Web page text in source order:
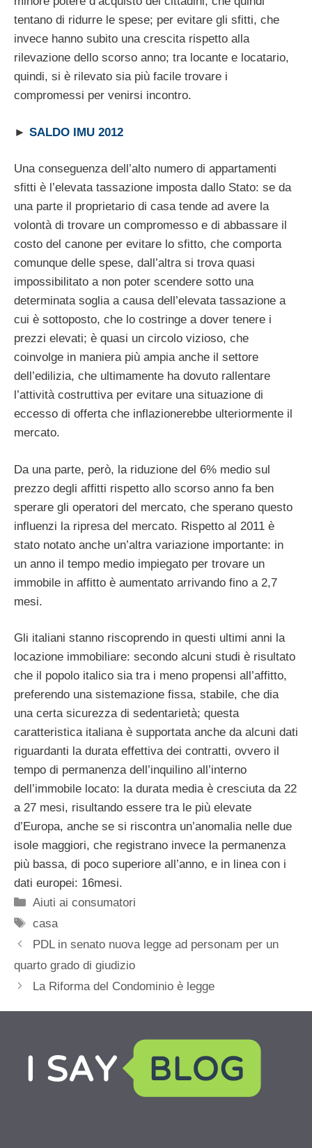
tentano di ridurre le spese; per evitare gli sfitti, che
invece hanno subito una crescita rispetto alla
rilevazione dello scorso anno; tra locante e locatario,
quindi, si è rilevato sia più facile trovare i
compromessi per venirsi incontro.
► SALDO IMU 2012
Una conseguenza dell’alto numero di appartamenti
sfitti è l’elevata tassazione imposta dallo Stato: se da
una parte il proprietario di casa tende ad avere la
volontà di trovare un compromesso e di abbassare il
costo del canone per evitare lo sfitto, che comporta
comunque delle spese, dall’altra si trova quasi
impossibilitato a non poter scendere sotto una
determinata soglia a causa dell’elevata tassazione a
cui è sottoposto, che lo costringe a dover tenere i
prezzi elevati; è quasi un circolo vizioso, che
coinvolge in maniera più ampia anche il settore
dell’edilizia, che ultimamente ha dovuto rallentare
l’attività costruttiva per evitare una situazione di
eccesso di offerta che inflazionerebbe ulteriormente il
mercato.
Da una parte, però, la riduzione del 6% medio sul
prezzo degli affitti rispetto allo scorso anno fa ben
sperare gli operatori del mercato, che sperano questo
influenzi la ripresa del mercato. Rispetto al 2011 è
stato notato anche un’altra variazione importante: in
un anno il tempo medio impiegato per trovare un
immobile in affitto è aumentato arrivando fino a 2,7
mesi.
Gli italiani stanno riscoprendo in questi ultimi anni la
locazione immobiliare: secondo alcuni studi è risultato
che il popolo italico sia tra i meno propensi all’affitto,
preferendo una sistemazione fissa, stabile, che dia
una certa sicurezza di sedentarietà; questa
caratteristica italiana è supportata anche da alcuni dati
riguardanti la durata effettiva dei contratti, ovvero il
tempo di permanenza dell’inquilino all’interno
dell’immobile locato: la durata media è cresciuta da 22
a 27 mesi, risultando essere tra le più elevate
d’Europa, anche se si riscontra un’anomalia nelle due
isole maggiori, che registrano invece la permanenza
più bassa, di poco superiore all’anno, e in linea con i
dati europei: 16mesi.
Categorie
Aiuti ai consumatori
Tag
casa
PDL in senato nuova legge ad personam per un
quarto grado di giudizio
La Riforma del Condominio è legge